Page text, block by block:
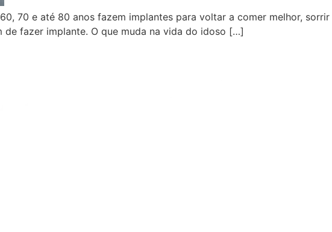
70 e até 80 anos fazem implantes para voltar a comer melhor, sorrir
de fazer implante. O que muda na vida do idoso […]